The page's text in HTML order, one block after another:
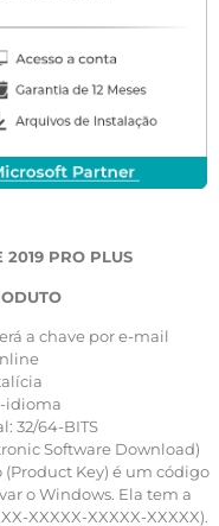
2019 PRO PLUS
a chave por e-mail
idioma
32/64-BITS
Software Download)
Key) é um código
o Windows. Ela tem a
XXXXX-XXXXX-XXXXX).